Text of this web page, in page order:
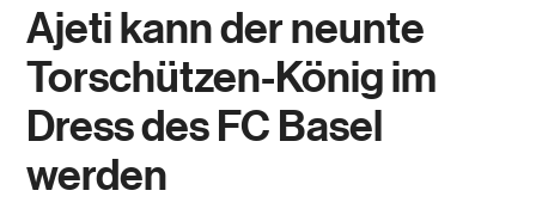
Ajeti kann der neunte
Torschützen-König im
Dress des FC Basel
werden